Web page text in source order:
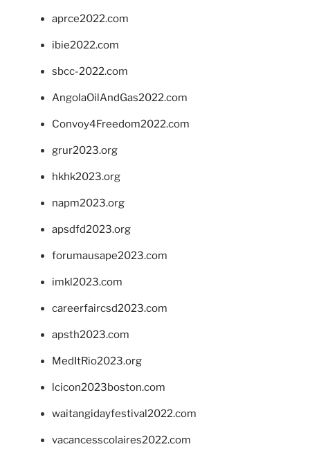
aprce2022.com
ibie2022.com
sbcc-2022.com
AngolaOilAndGas2022.com
Convoy4Freedom2022.com
grur2023.org
hkhk2023.org
napm2023.org
apsdfd2023.org
forumausape2023.com
imkl2023.com
careerfaircsd2023.com
apsth2023.com
MedItRio2023.org
lcicon2023boston.com
waitangidayfestival2022.com
vacancesscolaires2022.com